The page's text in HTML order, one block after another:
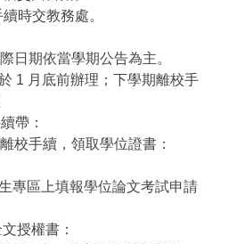
時交教務處。
日期依當學期公告為主。
1 月底前辦理；下學期離校手
帶：
校手續，領取學位證書：
專區上填報學位論文考試申請
授權書：